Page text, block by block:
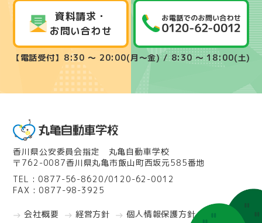
資料請求・
お問い合わせ
【電話受付】8:30 ～ 20:00(月～金) / 8:30 ～ 18:00(土)
香川県公安委員会指定 丸亀自動車学校
〒762-0087香川県丸亀市飯山町西坂元585番地
TEL : 0877-56-8620/0120-62-0012
FAX : 0877-98-3925
east 会社概要 east 経営方針 east 個人情報保護方針